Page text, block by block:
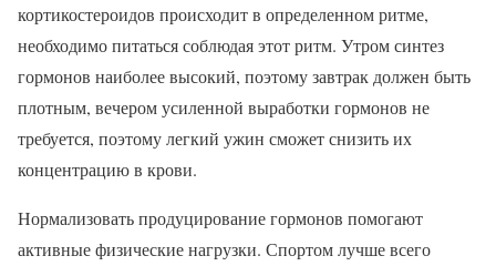
кортикостероидов происходит в определенном ритме,
необходимо питаться соблюдая этот ритм. Утром синтез
гормонов наиболее высокий, поэтому завтрак должен быть
плотным, вечером усиленной выработки гормонов не
требуется, поэтому легкий ужин сможет снизить их
концентрацию в крови.
Нормализовать продуцирование гормонов помогают
активные физические нагрузки. Спортом лучше всего